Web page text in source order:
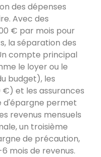
des dépenses
Avec des
€ par mois pour
la séparation des
compte principal
le loyer ou le
budget), les
et les assurances
d'épargne permet
revenus mensuels
un troisième
de précaution,
mois de revenus.